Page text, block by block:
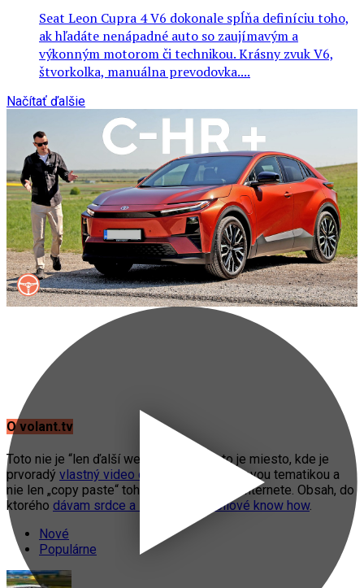
Seat Leon Cupra 4 V6 dokonale spĺňa definíciu toho,
ak hľadáte nenápadné auto so zaujímavým a
výkonným motorom či technikou. Krásny zvuk V6,
štvorkolka, manuálna prevodovka....
Načítať ďalšie
O volant.tv
Toto nie je “len ďalší web o autách”. Toto je miesto, kde je
prvoradý vlastný video obsah
s automobilovou tematikou a
nie len „copy paste“ toho, čo práve fičí na internete. Obsah, do
ktorého dávam srdce a svoje automobilové know how.
Nové
Populárne